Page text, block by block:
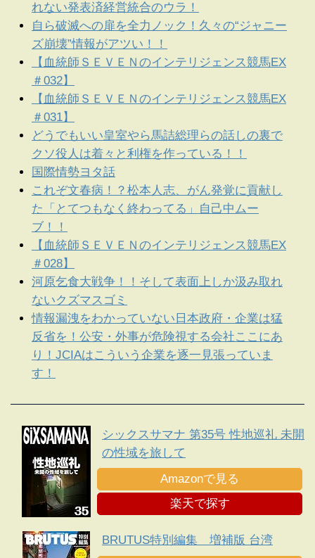
れない発表済経営統合のウラ！
自ら破滅への扉を全力ノック！久々の“ジャニー
ズ崩壊”情報がアツい！！
【血統師ＳＥＶＥＮのインテリジェンス競馬EX
＃032】
【血統師ＳＥＶＥＮのインテリジェンス競馬EX
＃031】
どうでもいい皇室やら馬詰総理らの話しの裏で
クソ役人は着々と利権を作っている！！
国際情勢ヨタ話
これぞ文春病！？松本人志、がん発覚に貢献し
た「とてつもなく終わってる」自己中ムー
ブ！！
【血統師ＳＥＶＥＮのインテリジェンス競馬EX
＃028】
河原乞食大戦争！！そして表面上しか汲み取れ
ないクズマスゴミ
情報漏洩をわかっていない日本政府・企業は猛
反省を！公安・外事が危険視する会社ここにあ
り！JCIAはこういう企業を逐一見張っていま
す！
シックスサマナ 第35号 性地巡礼 未開
の性域を旅して
Amazonで見る
楽天で探す
BRUTUS特別編集 増補版 台湾